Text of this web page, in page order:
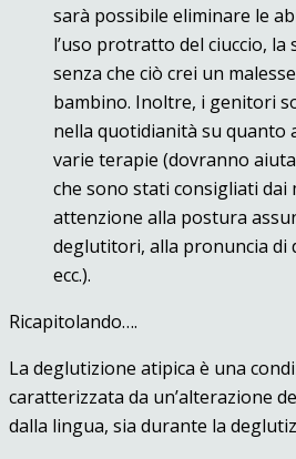
sarà possibile eliminare le
l’uso protratto del ciuccio, la
senza che ciò crei un
bambino. Inoltre, i genitori
nella quotidianità su quanto
varie terapie (dovranno
che sono stati consigliati dai
attenzione alla postura
deglutitori, alla pronuncia di
ecc.).
Ricapitolando….
La deglutizione atipica è una
caratterizzata da un’alterazione
dalla lingua, sia durante la